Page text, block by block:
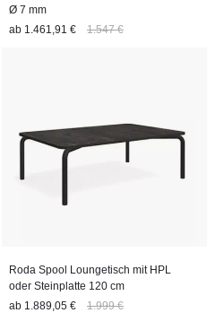
Ø 7 mm
ab 1.461,91 € 1.547 €
Roda Spool Loungetisch mit HPL
oder Steinplatte 120 cm
ab 1.889,05 € 1.999 €